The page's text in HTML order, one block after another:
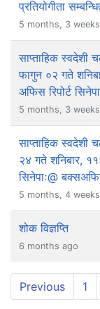
प्रतियोगीता
5 months, 3
साप्ताहिक स्वदेशी
फागुन ०२ गते
अफिस रिपोर्ट
5 months, 3
साप्ताहिक स्वदेशी
२४ गते शनिबार,
सिनेपाः@
5 months, 4
शोक विज्ञप्ति
6 months ago
Previous 1